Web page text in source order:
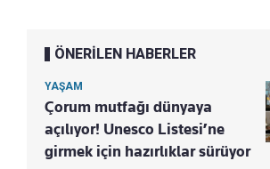
ÖNERİLEN HABERLER
YAŞAM
Çorum mutfağı dünyaya
açılıyor! Unesco Listesi’ne
girmek için hazırlıklar sürüyor